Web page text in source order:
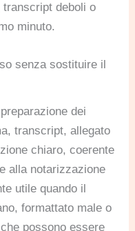
deboli o
minuto.
senza sostituire il
dei
transcript, allegato
chiaro, coerente
alla notarizzazione
utile quando il
formattato male o
possono essere